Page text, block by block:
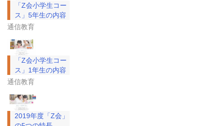
「Z会小学生コー
ス」5年生の内容
通信教育
「Z会小学生コー
ス」1年生の内容
通信教育
2019年度「Z会」